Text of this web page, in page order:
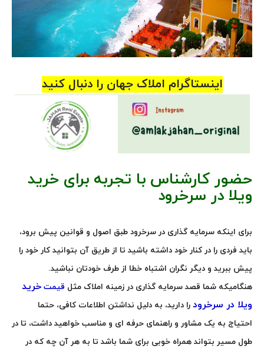
اینستاگرام املاک جهان را دنبال کنید
حضور کارشناس با تجربه برای خرید
ویلا در سرخرود
برای اینکه سرمایه گذاری در سرخرود طبق اصول و قوانین پیش برود،
باید فردی را در کنار خود داشته باشید تا از طریق آن بتوانید کار خود را
پیش ببرید و دیگر نگران اشتباه خطا از طرف خودتان نباشید.
هنگامیکه شما قصد سرمایه گذاری در زمینه املاک مثل قیمت خرید
ویلا در سرخرود را دارید، به دلیل نداشتن اطلاعات کافی، حتما
احتیاج به یک مشاور و راهنمای حرفه ای و مناسب خواهید داشت، تا در
طول مسیر بتواند همراه خوبی برای شما باشد تا به هر آن چه که در